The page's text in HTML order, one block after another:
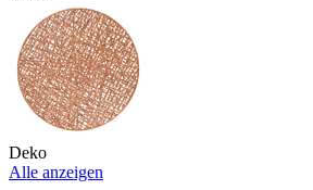
Deko
Alle anzeigen